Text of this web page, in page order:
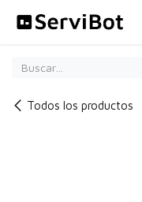
Todos los productos